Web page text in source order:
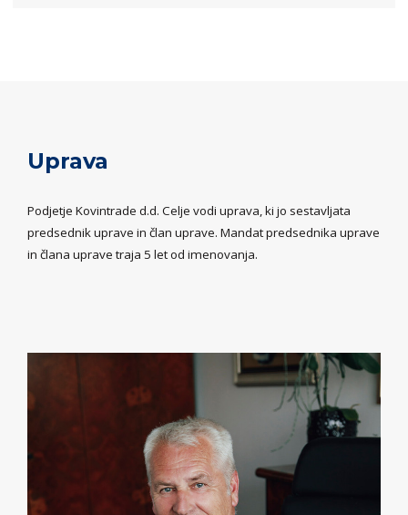
Uprava
Podjetje Kovintrade d.d. Celje vodi uprava, ki jo sestavljata
predsednik uprave in član uprave. Mandat predsednika uprave
in člana uprave traja 5 let od imenovanja.